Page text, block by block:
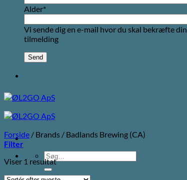
Alder*
Vi sende dig en e-mail hvor du skal bekræfte din
tilmelding
Søg
efter:
Forside / Brands / Badlands Brewing (CA)
Filter
Viser 1 resultat